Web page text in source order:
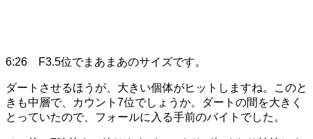
6:26 F3.5位でまあまあのサイズです。
ダートさせるほうが、大きい個体がヒットしますね。このと
きも中層で、カウント7位でしょうか。ダートの間を大きく
とっていたので、フォールに入る手前のバイトでした。